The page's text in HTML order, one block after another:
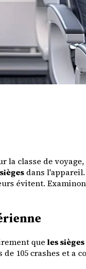
classe de
dans
évitent.
que les
105 crashes et a